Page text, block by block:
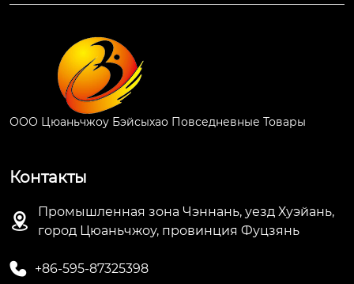
ООО Цюаньчжоу Бэйсыхао Повседневные Товары
Контакты

Промышленная зона Чэннань, уезд Хуэйань,
город Цюаньчжоу, провинция Фуцзянь
 +86-595-87325398